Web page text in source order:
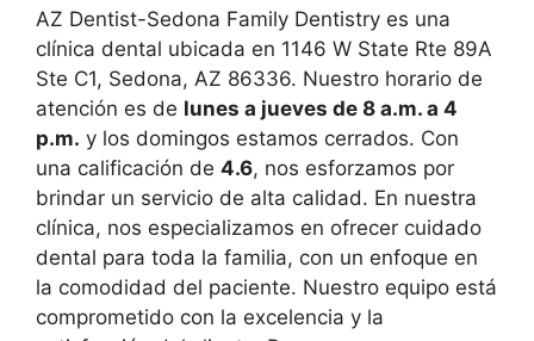
AZ Dentist-Sedona Family Dentistry es una
clínica dental ubicada en 1146 W State Rte 89A
Ste C1, Sedona, AZ 86336. Nuestro horario de
atención es de lunes a jueves de 8 a.m. a 4
p.m. y los domingos estamos cerrados. Con
una calificación de 4.6, nos esforzamos por
brindar un servicio de alta calidad. En nuestra
clínica, nos especializamos en ofrecer cuidado
dental para toda la familia, con un enfoque en
la comodidad del paciente. Nuestro equipo está
comprometido con la excelencia y la